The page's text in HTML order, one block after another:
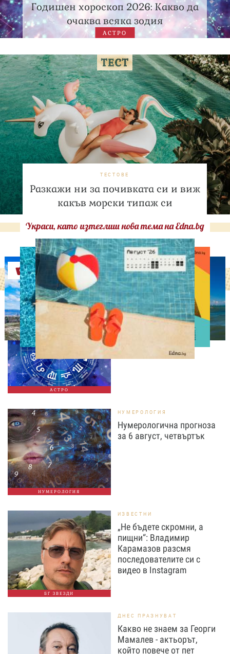
Годишен хороскоп 2026: Какво да
очаква всяка зодия
АСТРО
ТЕСТОВЕ
Разкажи ни за почивката си и виж
какъв морски типаж си
Украси, като изтеглиш нова тема на Edna.bg
Оферти
АСТРО
АСТРОЛОГИЯ
Дневен хороскоп за 6
август, четвъртък
НУМЕРОЛОГИЯ
НУМЕРОЛОГИЯ
Нумерологична прогноза
за 6 август, четвъртък
БГ ЗВЕЗДИ
ИЗВЕСТНИ
„Не бъдете скромни, а
пищни“: Владимир
Карамазов разсмя
последователите си с
видео в Instagram
ДНЕС ПРАЗНУВАТ
Какво не знаем за Георги
Мамалев - актьорът,
който повече от пет